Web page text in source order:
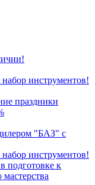
инструментов!
праздники
"БАЗ" с
инструментов!
подготовке к